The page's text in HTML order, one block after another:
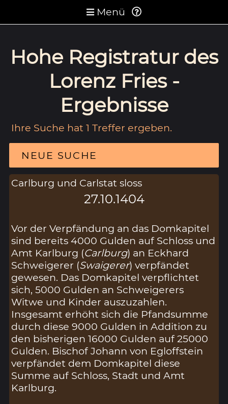
Menü
Hohe Registratur des
Lorenz Fries -
Ergebnisse
Ihre Suche hat 1 Treffer ergeben.
NEUE SUCHE
Carlburg und Carlstat sloss
27.10.1404
Vor der Verpfändung an das Domkapitel
sind bereits 4000 Gulden auf Schloss und
Amt Karlburg (Carlburg) an Eckhard
Schweigerer (Swaigerer) verpfändet
gewesen. Das Domkapitel verpflichtet
sich, 5000 Gulden an Schweigerers
Witwe und Kinder auszuzahlen.
Insgesamt erhöht sich die Pfandsumme
durch diese 9000 Gulden in Addition zu
den bisherigen 16000 Gulden auf 25000
Gulden. Bischof Johann von Egloffstein
verpfändet dem Domkapitel diese
Summe auf Schloss, Stadt und Amt
Karlburg.